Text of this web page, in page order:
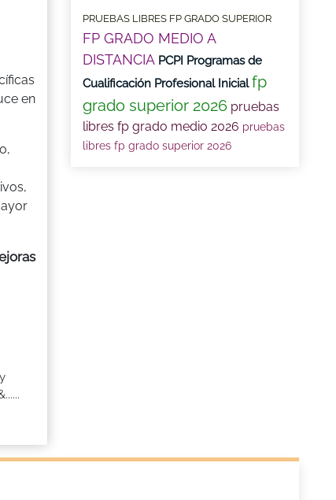
en
PRUEBAS LIBRES FP GRADO SUPERIOR
FP GRADO MEDIO A
DISTANCIA PCPI Programas de
Cualificación Profesional Inicial fp
grado superior 2026 pruebas
libres fp grado medio 2026 pruebas
libres fp grado superior 2026